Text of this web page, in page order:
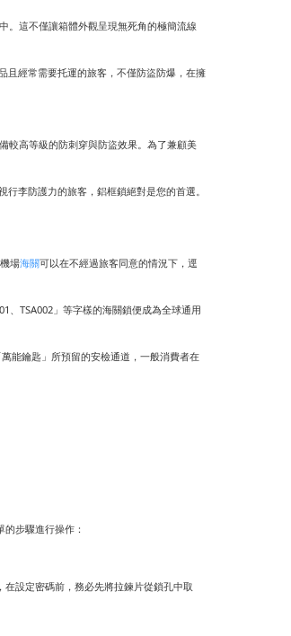
。這不僅讓箱體外觀呈現無死角的極簡流線
且經常需要托運的旅客，不僅防盜防爆，在擁
較高等級的防刺穿與防盜效果。為了兼顧美
李防護力的旅客，鋁框鎖絕對是您的首選。
場海關可以在不經過旅客同意的情況下，逕
、TSA002」等字樣的海關鎖便成為全球通用
能鑰匙」所預留的安檢通道，一般消費者在
步驟進行操作：
設定密碼前，務必先將拉鍊片從鎖孔中取